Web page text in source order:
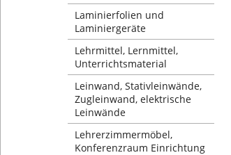
Laminierfolien und
Laminiergeräte
Lehrmittel, Lernmittel,
Unterrichtsmaterial
Leinwand, Stativleinwände,
Zugleinwand, elektrische
Leinwände
Lehrerzimmermöbel,
Konferenzraum Einrichtung